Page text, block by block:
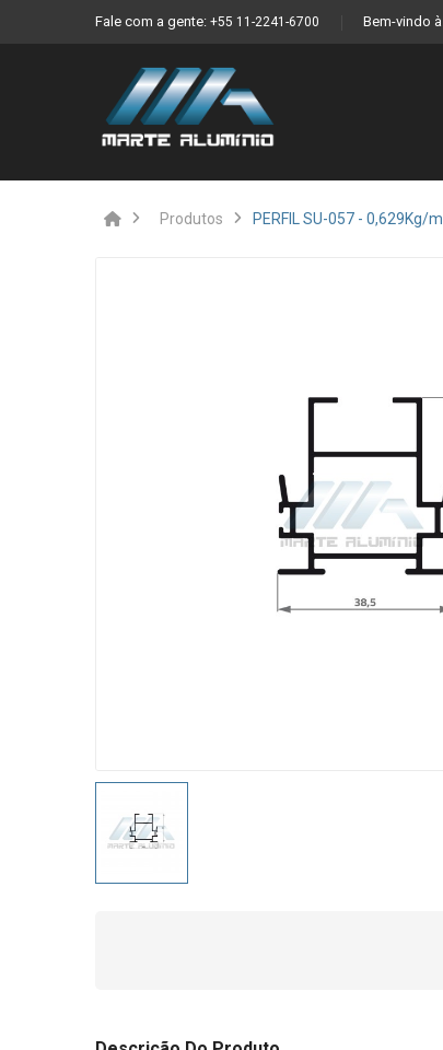
Fale com a gente: +55 11-2241-6700 Bem-vindo
Produtos PERFIL SU-057 - 0,629Kg/m